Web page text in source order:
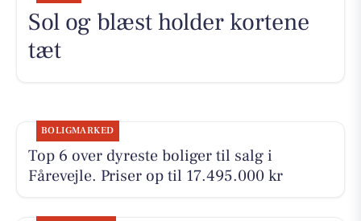
Sol og blæst holder kortene
tæt
BOLIGMARKED
Top 6 over dyreste boliger til salg i
Fårevejle. Priser op til 17.495.000 kr